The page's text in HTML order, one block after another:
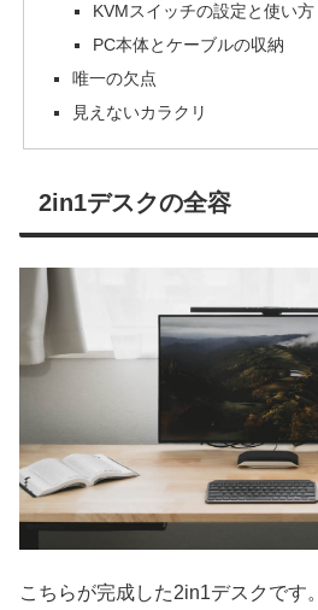
KVMスイッチの設定と使い方
PC本体とケーブルの収納
唯一の欠点
見えないカラクリ
2in1デスクの全容
こちらが完成した2in1デスクです。